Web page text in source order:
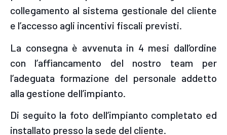
collegamento al sistema gestionale del cliente
e l’accesso agli incentivi fiscali previsti.
La consegna è avvenuta in 4 mesi dall’ordine
con l’affiancamento del nostro team per
l’adeguata formazione del personale addetto
alla gestione dell’impianto.
Di seguito la foto dell’impianto completato ed
installato presso la sede del cliente.